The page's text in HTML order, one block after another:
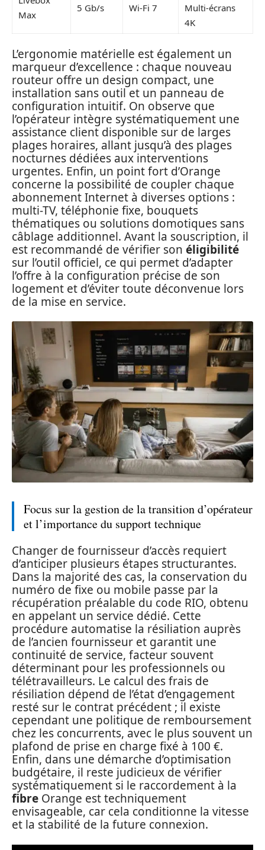
Max
5 Gb/s Wi-Fi 7
Multi-écrans
4K
L’ergonomie matérielle est également un
marqueur d’excellence : chaque nouveau
routeur offre un design compact, une
installation sans outil et un panneau de
configuration intuitif. On observe que
l’opérateur intègre systématiquement une
assistance client disponible sur de larges
plages horaires, allant jusqu’à des plages
nocturnes dédiées aux interventions
urgentes. Enfin, un point fort d’Orange
concerne la possibilité de coupler chaque
abonnement Internet à diverses options :
multi-TV, téléphonie fixe, bouquets
thématiques ou solutions domotiques sans
câblage additionnel. Avant la souscription, il
est recommandé de vérifier son éligibilité
sur l’outil officiel, ce qui permet d’adapter
l’offre à la configuration précise de son
logement et d’éviter toute déconvenue lors
de la mise en service.
Focus sur la gestion de la transition d’opérateur
et l’importance du support technique
Changer de fournisseur d’accès requiert
d’anticiper plusieurs étapes structurantes.
Dans la majorité des cas, la conservation du
numéro de fixe ou mobile passe par la
récupération préalable du code RIO, obtenu
en appelant un service dédié. Cette
procédure automatise la résiliation auprès
de l’ancien fournisseur et garantit une
continuité de service, facteur souvent
déterminant pour les professionnels ou
télétravailleurs. Le calcul des frais de
résiliation dépend de l’état d’engagement
resté sur le contrat précédent ; il existe
cependant une politique de remboursement
chez les concurrents, avec le plus souvent un
plafond de prise en charge fixé à 100 €.
Enfin, dans une démarche d’optimisation
budgétaire, il reste judicieux de vérifier
systématiquement si le raccordement à la
fibre Orange est techniquement
envisageable, car cela conditionne la vitesse
et la stabilité de la future connexion.